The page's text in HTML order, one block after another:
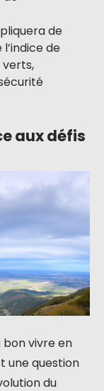
de
de
verts,
aux défis
bon vivre en
une question
du